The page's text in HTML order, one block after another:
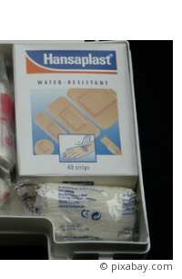
© pixabay.com